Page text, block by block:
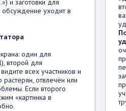
и заготовки для
обсуждение уходит в
один для
второй для
всех участников и
растерян, отвлечён или
Если второго
«картинка в